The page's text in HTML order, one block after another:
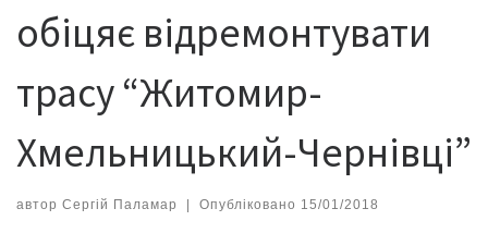
обіцяє відремонтувати
трасу “Житомир-
Хмельницький-Чернівці”
автор Сергій Паламар | Опубліковано 15/01/2018